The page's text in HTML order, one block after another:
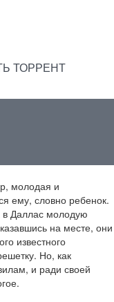
ТОРРЕНТ
молодая и
ему, словно ребенок.
в Даллас молодую
на месте, они
известного
Но, как
и ради своей